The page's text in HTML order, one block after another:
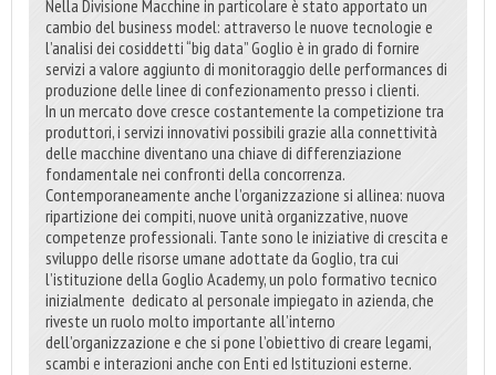
Nella Divisione Macchine in particolare è stato apportato un
cambio del business model: attraverso le nuove tecnologie e
l’analisi dei cosiddetti “big data” Goglio è in grado di fornire
servizi a valore aggiunto di monitoraggio delle performances di
produzione delle linee di confezionamento presso i clienti.
In un mercato dove cresce costantemente la competizione tra
produttori, i servizi innovativi possibili grazie alla connettività
delle macchine diventano una chiave di differenziazione
fondamentale nei confronti della concorrenza.
Contemporaneamente anche l’organizzazione si allinea: nuova
ripartizione dei compiti, nuove unità organizzative, nuove
competenze professionali. Tante sono le iniziative di crescita e
sviluppo delle risorse umane adottate da Goglio, tra cui
l’istituzione della Goglio Academy, un polo formativo tecnico
inizialmente dedicato al personale impiegato in azienda, che
riveste un ruolo molto importante all’interno
dell’organizzazione e che si pone l’obiettivo di creare legami,
scambi e interazioni anche con Enti ed Istituzioni esterne.